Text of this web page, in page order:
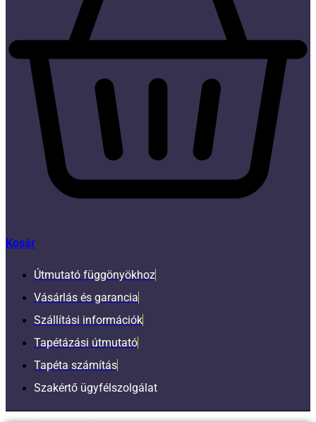
Kosár
Útmutató függönyökhoz
Vásárlás és garancia
Szállítási információk
Tapétázási útmutató
Tapéta számítás
Szakértő ügyfélszolgálat